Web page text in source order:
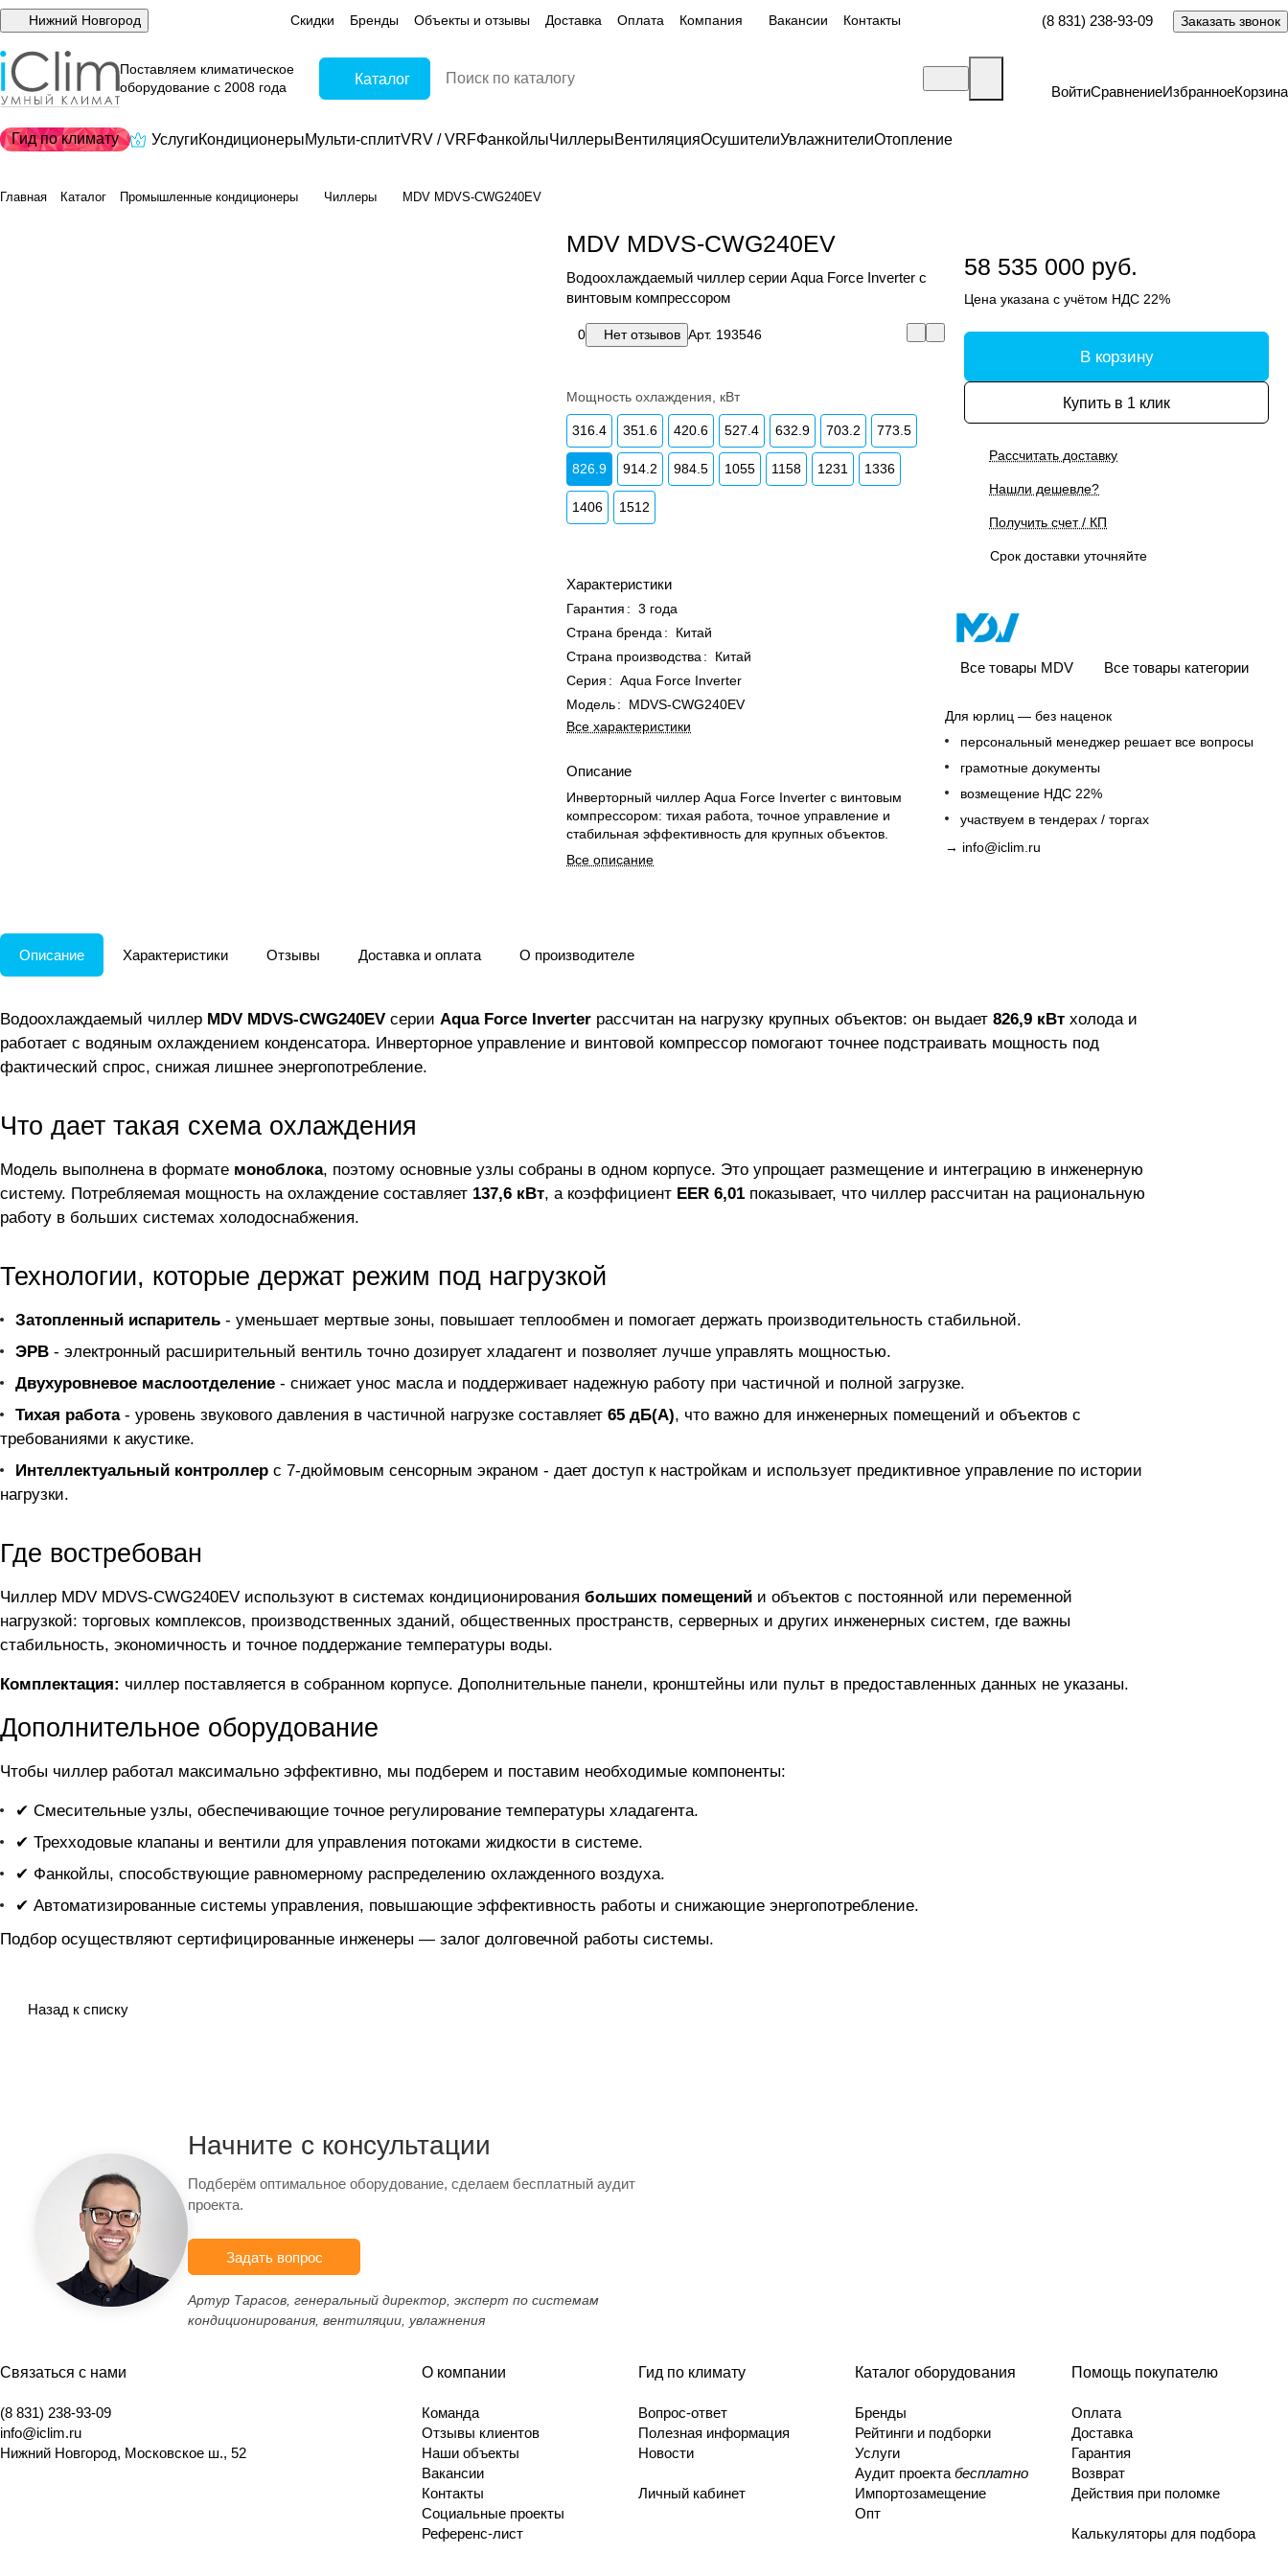
Нижний Новгород Скидки Бренды Объекты и отзывы Доставка Оплата Компания Вакансии Контакты (8 831) 238-93-09 Заказать звонок
Поставляем климатическое
оборудование с 2008 года
Каталог
ВойтиСравнениеИзбранноеКорзина
Гид по климату УслугиКондиционерыМульти-сплитVRV / VRFФанкойлыЧиллерыВентиляцияОсушителиУвлажнителиОтопление
Главная Каталог Промышленные кондиционеры Чиллеры MDV MDVS-CWG240EV
MDV MDVS-CWG240EV
Водоохлаждаемый чиллер серии Aqua Force Inverter c
винтовым компрессором
0 Нет отзывов Арт. 193546
Мощность охлаждения, кВт
316.4 351.6 420.6 527.4 632.9 703.2 773.5
826.9 914.2 984.5 1055 1158 1231 1336
1406 1512
Характеристики
Гарантия : 3 года
Страна бренда :
Китай
Страна производства :
Китай
Серия : Aqua Force Inverter
Модель:
MDVS-CWG240EV
Все характеристики
Описание
Инверторный чиллер Aqua Force Inverter с винтовым
компрессором: тихая работа, точное управление и
стабильная эффективность для крупных объектов.
Все описание
58 535 000 руб.
Цена указана с учётом НДС 22%
В корзину
Купить в 1 клик
Рассчитать доставку
Нашли дешевле?
Получить счет / КП
Срок доставки уточняйте
Все товары MDV Все товары категории
Для юрлиц — без наценок
персональный менеджер решает все вопросы
грамотные документы
возмещение НДС 22%
участвуем в тендерах / торгах
→ info@iclim.ru
Описание Характеристики Отзывы Доставка и оплата О производителе
Водоохлаждаемый чиллер MDV MDVS-CWG240EV серии Aqua Force Inverter рассчитан на нагрузку крупных объектов: он выдает 826,9 кВт холода и
работает с водяным охлаждением конденсатора. Инверторное управление и винтовой компрессор помогают точнее подстраивать мощность под
фактический спрос, снижая лишнее энергопотребление.
Что дает такая схема охлаждения
Модель выполнена в формате моноблока, поэтому основные узлы собраны в одном корпусе. Это упрощает размещение и интеграцию в инженерную
систему. Потребляемая мощность на охлаждение составляет 137,6 кВт, а коэффициент EER 6,01 показывает, что чиллер рассчитан на рациональную
работу в больших системах холодоснабжения.
Технологии, которые держат режим под нагрузкой
Затопленный испаритель - уменьшает мертвые зоны, повышает теплообмен и помогает держать производительность стабильной.
ЭРВ - электронный расширительный вентиль точно дозирует хладагент и позволяет лучше управлять мощностью.
Двухуровневое маслоотделение - снижает унос масла и поддерживает надежную работу при частичной и полной загрузке.
Тихая работа- уровень звукового давления в частичной нагрузке составляет 65 дБ(А), что важно для инженерных помещений и объектов с
требованиями к акустике.
Интеллектуальный контроллер с 7-дюймовым сенсорным экраном - дает доступ к настройкам и использует предиктивное управление по истории
нагрузки.
Где востребован
Чиллер MDV MDVS-CWG240EV используют в системах кондиционирования больших помещений и объектов с постоянной или переменной
нагрузкой: торговых комплексов, производственных зданий, общественных пространств, серверных и других инженерных систем, где важны
стабильность, экономичность и точное поддержание температуры воды.
Комплектация: чиллер поставляется в собранном корпусе. Дополнительные панели, кронштейны или пульт в предоставленных данных не указаны.
Дополнительное оборудование
Чтобы чиллер работал максимально эффективно, мы подберем и поставим необходимые компоненты:
✔ Смесительные узлы, обеспечивающие точное регулирование температуры хладагента.
✔ Трехходовые клапаны и вентили для управления потоками жидкости в системе.
✔ Фанкойлы, способствующие равномерному распределению охлажденного воздуха.
✔ Автоматизированные системы управления, повышающие эффективность работы и снижающие энергопотребление.
Подбор осуществляют сертифицированные инженеры — залог долговечной работы системы.
Назад к списку
Начните с консультации
Подберём оптимальное оборудование, сделаем бесплатный аудит
проекта.
Задать вопрос
Артур Тарасов, генеральный директор, эксперт по системам
кондиционирования, вентиляции, увлажнения
Связаться с нами
(8 831) 238-93-09
info@iclim.ru
Нижний Новгород, Московское ш., 52
О компании
Команда
Отзывы клиентов
Наши объекты
Вакансии
Контакты
Социальные проекты
Референс-лист
Гид по климату
Вопрос-ответ
Полезная информация
Новости
Личный кабинет
Каталог оборудования
Бренды
Рейтинги и подборки
Услуги
Аудит проекта бесплатно
Импортозамещение
Опт
Помощь покупателю
Оплата
Доставка
Гарантия
Возврат
Действия при поломке
Калькуляторы для подбора